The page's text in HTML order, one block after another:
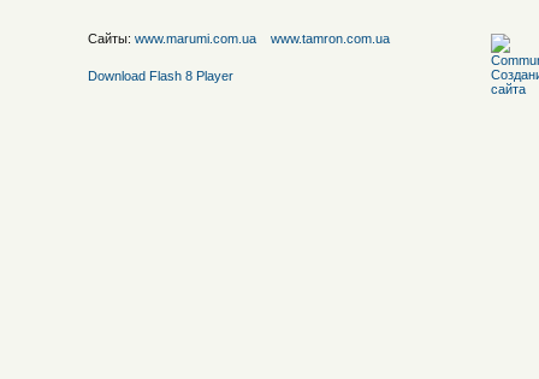
Сайты: www.marumi.com.ua www.tamron.com.ua
Download Flash 8 Player